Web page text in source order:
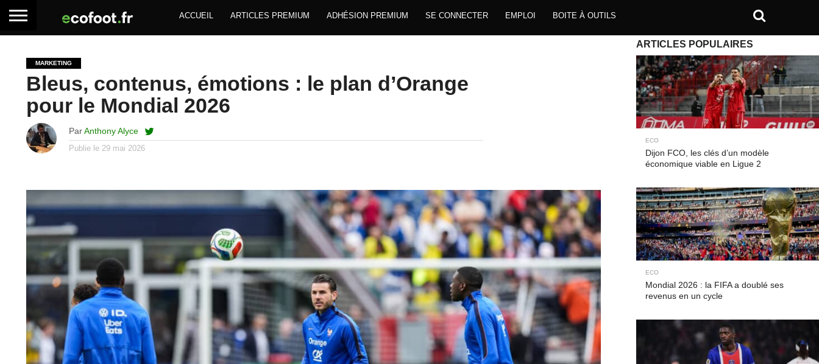
ACCUEIL ARTICLES PREMIUM ADHÉSION PREMIUM SE CONNECTER EMPLOI BOITE À OUTILS
MARKETING
Bleus, contenus, émotions : le plan d’Orange
pour le Mondial 2026
ParAnthony Alyce
Publie le 29 mai 2026
ARTICLES POPULAIRES
ECO
Dijon FCO, les clés d’un modèle
économique viable en Ligue 2
ECO
Mondial 2026 : la FIFA a doublé ses
revenus en un cycle